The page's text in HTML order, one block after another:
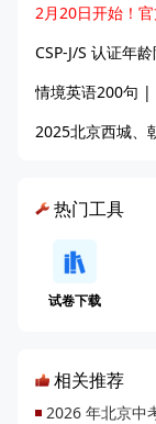
热门工具
试卷下载
相关推荐
2026 年北京中